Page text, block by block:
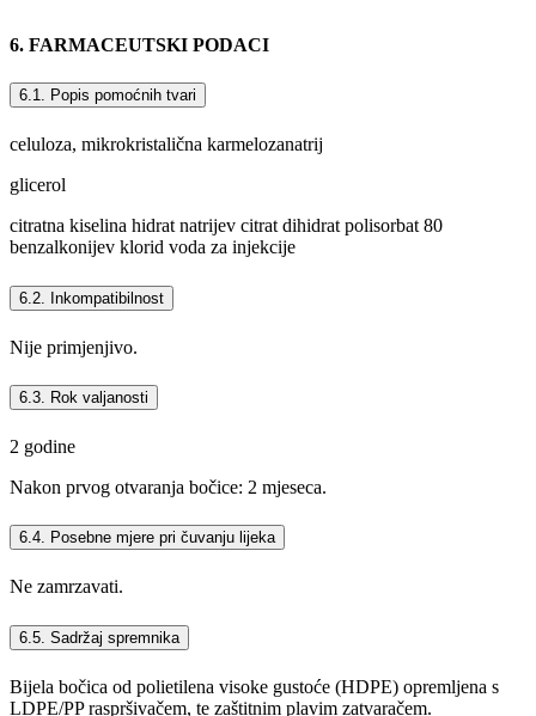
6. FARMACEUTSKI PODACI
6.1. Popis pomoćnih tvari
celuloza, mikrokristalična karmelozanatrij
glicerol
citratna kiselina hidrat natrijev citrat dihidrat polisorbat 80
benzalkonijev klorid voda za injekcije
6.2. Inkompatibilnost
Nije primjenjivo.
6.3. Rok valjanosti
2 godine
Nakon prvog otvaranja bočice: 2 mjeseca.
6.4. Posebne mjere pri čuvanju lijeka
Ne zamrzavati.
6.5. Sadržaj spremnika
Bijela bočica od polietilena visoke gustoće (HDPE) opremljena s
LDPE/PP raspršivačem, te zaštitnim plavim zatvaračem.